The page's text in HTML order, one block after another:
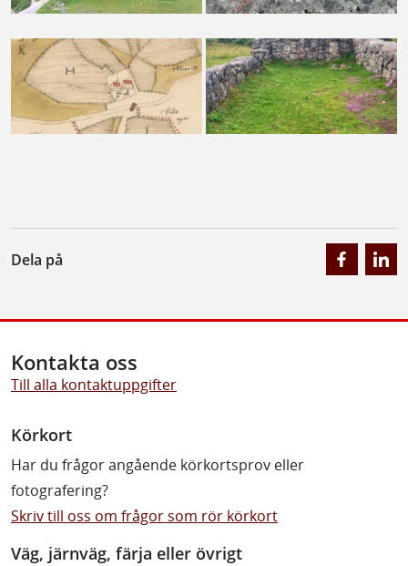
Dela på
Kontakta oss
Till alla kontaktuppgifter
Körkort
Har du frågor angående körkortsprov eller
fotografering?
Skriv till oss om frågor som rör körkort
Väg, järnväg, färja eller övrigt